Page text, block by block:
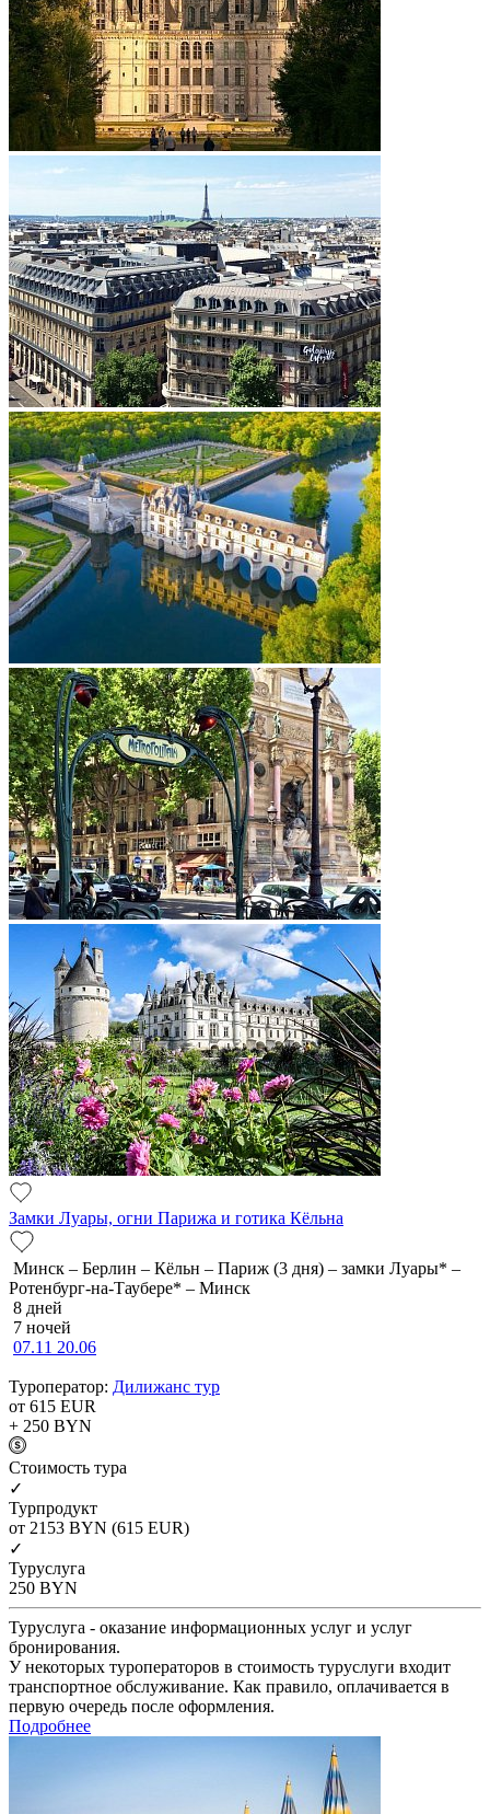
Замки Луары, огни Парижа и готика Кёльна
Минск – Берлин – Кёльн – Париж (3 дня) – замки Луары* –
Ротенбург-на-Таубере* – Минск
8 дней
7 ночей
07.11 20.06
Туроператор: Дилижанс тур
от 615 EUR
+ 250 BYN
Cтоимость тура
✓
Турпродукт
от 2153 BYN (615 EUR)
✓
Туруслуга
250 BYN
Туруслуга - оказание информационных услуг и услуг
бронирования.
У некоторых туроператоров в стоимость туруслуги входит
транспортное обслуживание. Как правило, оплачивается в
первую очередь после оформления.
Подробнее